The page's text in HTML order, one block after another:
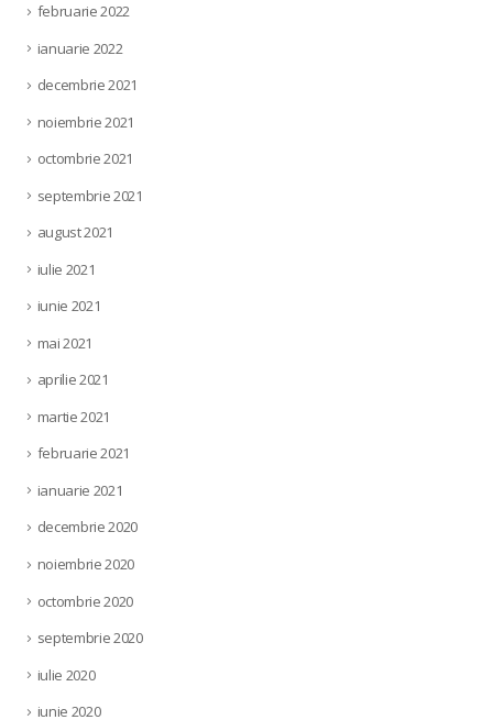
februarie 2022
ianuarie 2022
decembrie 2021
noiembrie 2021
octombrie 2021
septembrie 2021
august 2021
iulie 2021
iunie 2021
mai 2021
aprilie 2021
martie 2021
februarie 2021
ianuarie 2021
decembrie 2020
noiembrie 2020
octombrie 2020
septembrie 2020
iulie 2020
iunie 2020